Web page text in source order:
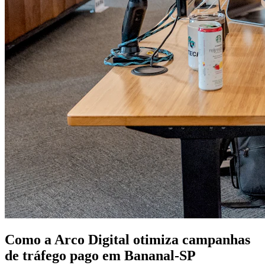
Como a Arco Digital otimiza campanhas
de tráfego pago em Bananal-SP